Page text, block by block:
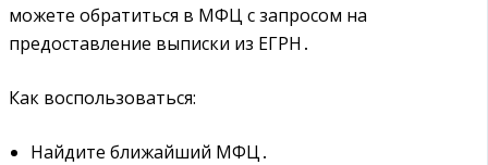
можете обратиться в МФЦ с запросом на
предоставление выписки из ЕГРН․
Как воспользоваться:
Найдите ближайший МФЦ․